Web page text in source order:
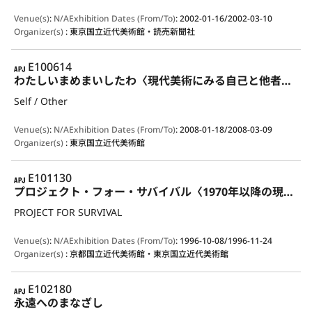
Venue(s): N/AExhibition Dates (From/To):2002-01-16/2002-03-10
Organizer(s):東京国立近代美術館・読売新聞社
APJ
E100614
わたしいまめまいしたわ〈現代美術にみる自己と他者〉Self／Other
Self / Other
Venue(s): N/AExhibition Dates (From/To):2008-01-18/2008-03-09
Organizer(s):東京国立近代美術館
APJ
E101130
プロジェクト・フォー・サバイバル〈1970年以降の現代美術再訪：プロジェクティブ [意志的・投企的] な実践の再発見に向けて〉
PROJECT FOR SURVIVAL
Venue(s): N/AExhibition Dates (From/To): 1996-10-08/1996-11-24
Organizer(s):京都国立近代美術館・東京国立近代美術館
APJ
E102180
永遠へのまなざし